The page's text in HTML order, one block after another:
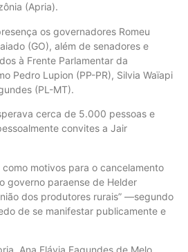
(Apria).
os governadores Romeu
(GO), além de senadores e
à Frente Parlamentar da
Pedro Lupion (PP-PR), Silvia Waïapi
(PL-MT).
cerca de 5.000 pessoas e
convites a Jair
motivos para o cancelamento
governo paraense de Helder
dos produtores rurais” —segundo
de se manifestar publicamente e
Ana Flávia Fagundes de Melo,